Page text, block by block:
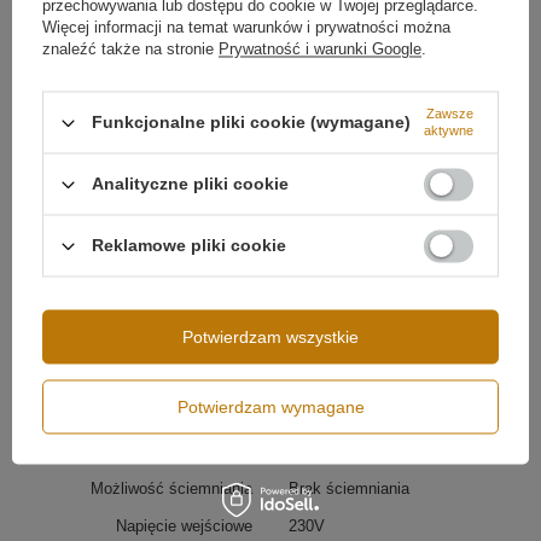
Zastosowanie kinkietu LED Line 120 cm
Oświetlenie dekoracyjne LED
sypialni, korytarza i łazienki
Podświetlanieluster, obrazówi detali
Nowoczesneoświetlenie akcentowe
aranżacjach eleganckich i minimalistycznych
Głębokość lampy 10 cm
Źródło światła LED SMD2835
Barwa światła
Biała neutralna 4000
Możliwość ściemniania Brak ściemniania
Napięcie wejściowe 230V
przechowywania lub dostępu do cookie w Twojej przeglądarce.
Więcej informacji na temat warunków i prywatności można
znaleźć także na stronie Prywatność i warunki Google.
Funkcjonalne pliki cookie (wymagane)
Zawsze
aktywne
Analityczne pliki cookie
Reklamowe pliki cookie
Potwierdzam wymagane
Potwierdzam wszystkie